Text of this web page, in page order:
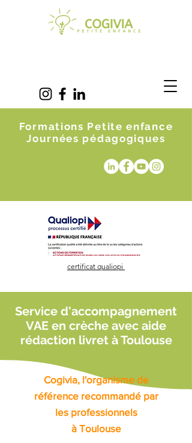
Formations Petite enfance
Journées pédagogiques
certificat qualiopi
Service d'accompagnement
VAE en crèche avec aide
rédaction livret à Toulouse
Cogivia, l'organisme de
référence recommandé par
les professionnels
à Toulouse